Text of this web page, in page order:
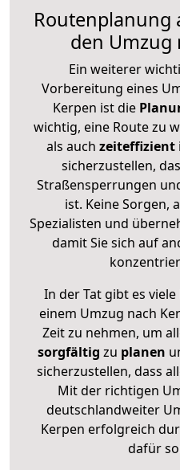
Routenplanung
den Umzug
Ein weiterer
Vorbereitung eines
Kerpen ist die
wichtig, eine Route zu
als auch zeiteffizient
sicherzustellen,
Straßensperrungen
ist. Keine Sorgen,
Spezialisten und
damit Sie sich auf
In der Tat gibt es
einem Umzug nach
Zeit zu nehmen, um
sorgfältig zu planen
sicherzustellen, dass
Mit der richtigen
deutschlandweiter
Kerpen erfolgreich
dafür